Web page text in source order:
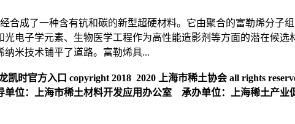
经合成了一种含有钪和碳的新型超硬材料。它由聚合的富勒烯分
光电子学元素、生物医学工程作为高性能造影剂等方面的潜在候
米技术铺平了道路。富勒烯具...
时官方入口 copyright 2018 2020 上海市稀土协会 all rights
位：上海市稀土材料开发应用办公室 承办单位：上海稀土产业